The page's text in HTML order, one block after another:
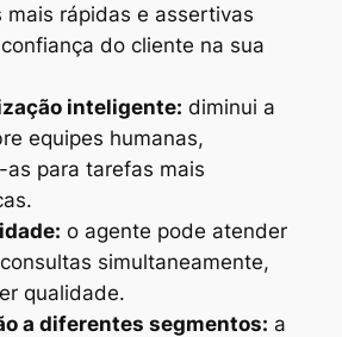
mais rápidas e assertivas
do cliente na sua
inteligente: diminui a
equipes humanas,
as para tarefas mais
o agente pode atender
simultaneamente,
qualidade.
a diferentes segmentos: a